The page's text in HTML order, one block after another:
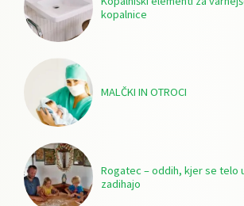
kopalnice
MALČKI IN OTROCI
Rogatec – oddih, kjer se telo
zadihajo